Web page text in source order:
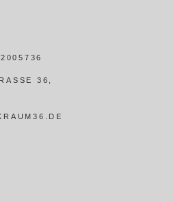
36,